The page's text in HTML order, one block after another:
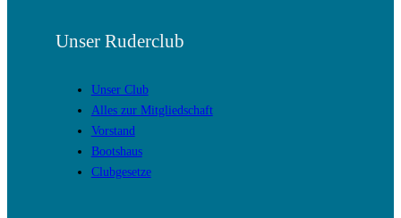
Unser Ruderclub
Unser Club
Alles zur Mitgliedschaft
Vorstand
Bootshaus
Clubgesetze